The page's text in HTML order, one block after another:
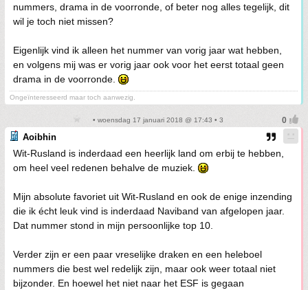
nummers, drama in de voorronde, of beter nog alles tegelijk, dit
wil je toch niet missen?
Eigenlijk vind ik alleen het nummer van vorig jaar wat hebben,
en volgens mij was er vorig jaar ook voor het eerst totaal geen
drama in de voorronde.
Ongeïnteresseerd maar toch aanwezig.
• woensdag 17 januari 2018 @ 17:43 • 3
Aoibhin
Wit-Rusland is inderdaad een heerlijk land om erbij te hebben,
om heel veel redenen behalve de muziek.
Mijn absolute favoriet uit Wit-Rusland en ook de enige inzending
die ik écht leuk vind is inderdaad Naviband van afgelopen jaar.
Dat nummer stond in mijn persoonlijke top 10.
Verder zijn er een paar vreselijke draken en een heleboel
nummers die best wel redelijk zijn, maar ook weer totaal niet
bijzonder. En hoewel het niet naar het ESF is gegaan